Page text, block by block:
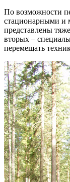
По возможности
стационарными и
представлены
вторых –
перемещать